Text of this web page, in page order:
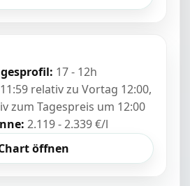
17 - 12h
relativ zu Vortag 12:00,
zum Tagespreis um 12:00
2.119 - 2.339 €/l
öffnen